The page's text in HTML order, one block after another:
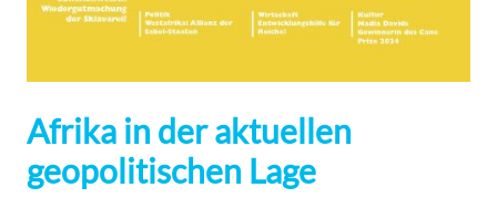
Afrika in der aktuellen
geopolitischen Lage